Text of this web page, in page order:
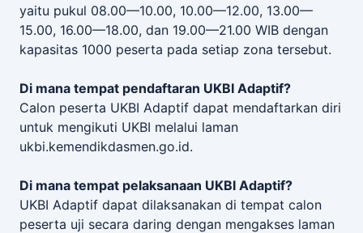
yaitu pukul 08.00—10.00, 10.00—12.00, 13.00—
15.00, 16.00—18.00, dan 19.00—21.00 WIB dengan
kapasitas 1000 peserta pada setiap zona tersebut.
Di mana tempat pendaftaran UKBI Adaptif?
Calon peserta UKBI Adaptif dapat mendaftarkan diri
untuk mengikuti UKBI melalui laman
ukbi.kemendikdasmen.go.id.
Di mana tempat pelaksanaan UKBI Adaptif?
UKBI Adaptif dapat dilaksanakan di tempat calon
peserta uji secara daring dengan mengakses laman